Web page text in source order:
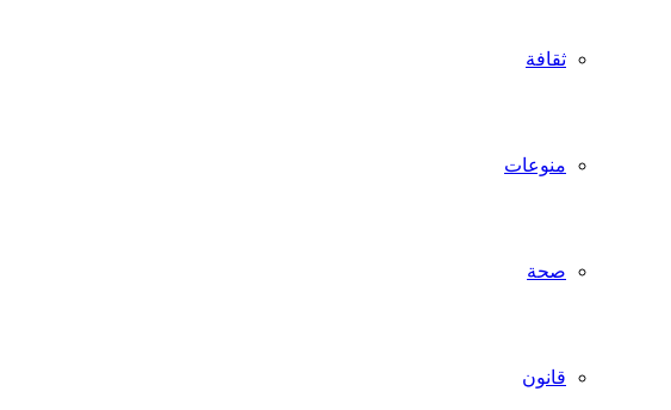
ثقافة
منوعات
صحة
قانون